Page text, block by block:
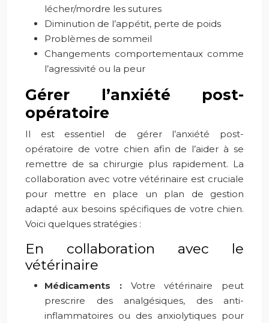
lécher/mordre les sutures
Diminution de l’appétit, perte de poids
Problèmes de sommeil
Changements comportementaux comme
l’agressivité ou la peur
Gérer l’anxiété post-
opératoire
Il est essentiel de gérer l’anxiété post-
opératoire de votre chien afin de l’aider à se
remettre de sa chirurgie plus rapidement. La
collaboration avec votre vétérinaire est cruciale
pour mettre en place un plan de gestion
adapté aux besoins spécifiques de votre chien.
Voici quelques stratégies :
En collaboration avec le
vétérinaire
Médicaments : Votre vétérinaire peut
prescrire des analgésiques, des anti-
inflammatoires ou des anxiolytiques pour